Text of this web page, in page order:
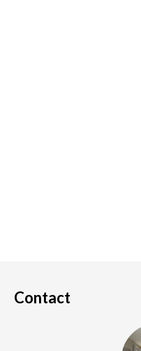
Contact